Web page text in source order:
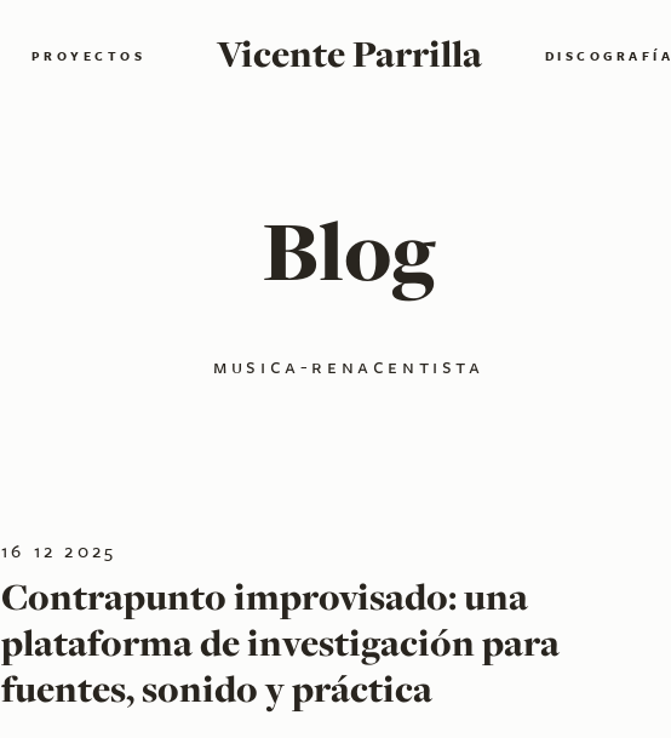
Vicente Parrilla
PROYECTOS DISCOGRAFÍA
Blog
musica-renacentista
16 12 2025
Contrapunto improvisado: una
plataforma de investigación para
fuentes, sonido y práctica